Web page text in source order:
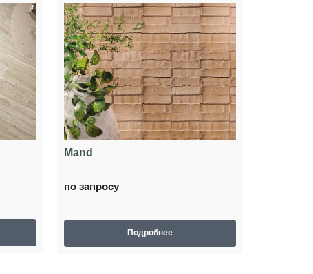
Mand
по запросу
Подробнее